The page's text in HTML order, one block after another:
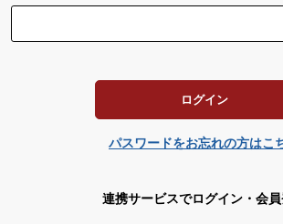
ログイン
パスワードをお忘れの方はこ
連携サービスでログイン・会